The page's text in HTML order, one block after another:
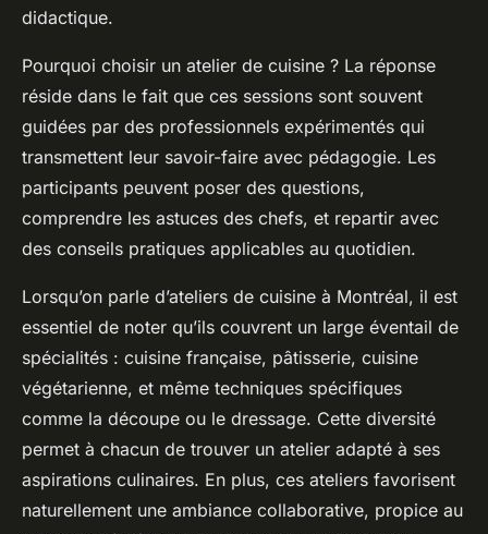
didactique.
Pourquoi choisir un atelier de cuisine ? La réponse
réside dans le fait que ces sessions sont souvent
guidées par des professionnels expérimentés qui
transmettent leur savoir-faire avec pédagogie. Les
participants peuvent poser des questions,
comprendre les astuces des chefs, et repartir avec
des conseils pratiques applicables au quotidien.
Lorsqu’on parle d’ateliers de cuisine à Montréal, il est
essentiel de noter qu’ils couvrent un large éventail de
spécialités : cuisine française, pâtisserie, cuisine
végétarienne, et même techniques spécifiques
comme la découpe ou le dressage. Cette diversité
permet à chacun de trouver un atelier adapté à ses
aspirations culinaires. En plus, ces ateliers favorisent
naturellement une ambiance collaborative, propice au